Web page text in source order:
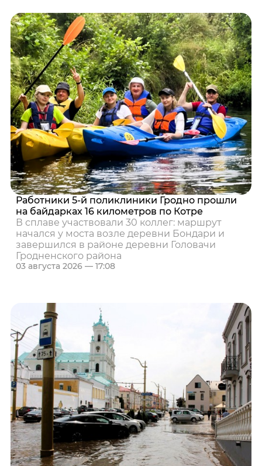
Работники 5-й поликлиники Гродно прошли
на байдарках 16 километров по Котре
В сплаве участвовали 30 коллег: маршрут
начался у моста возле деревни Бондари и
завершился в районе деревни Головачи
Гродненского района
03 августа 2026 — 17:08